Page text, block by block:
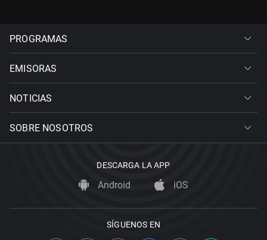
PROGRAMAS
EMISORAS
NOTICIAS
SOBRE NOSOTROS
DESCARGA LA APP
Android iOS
SÍGUENOS EN